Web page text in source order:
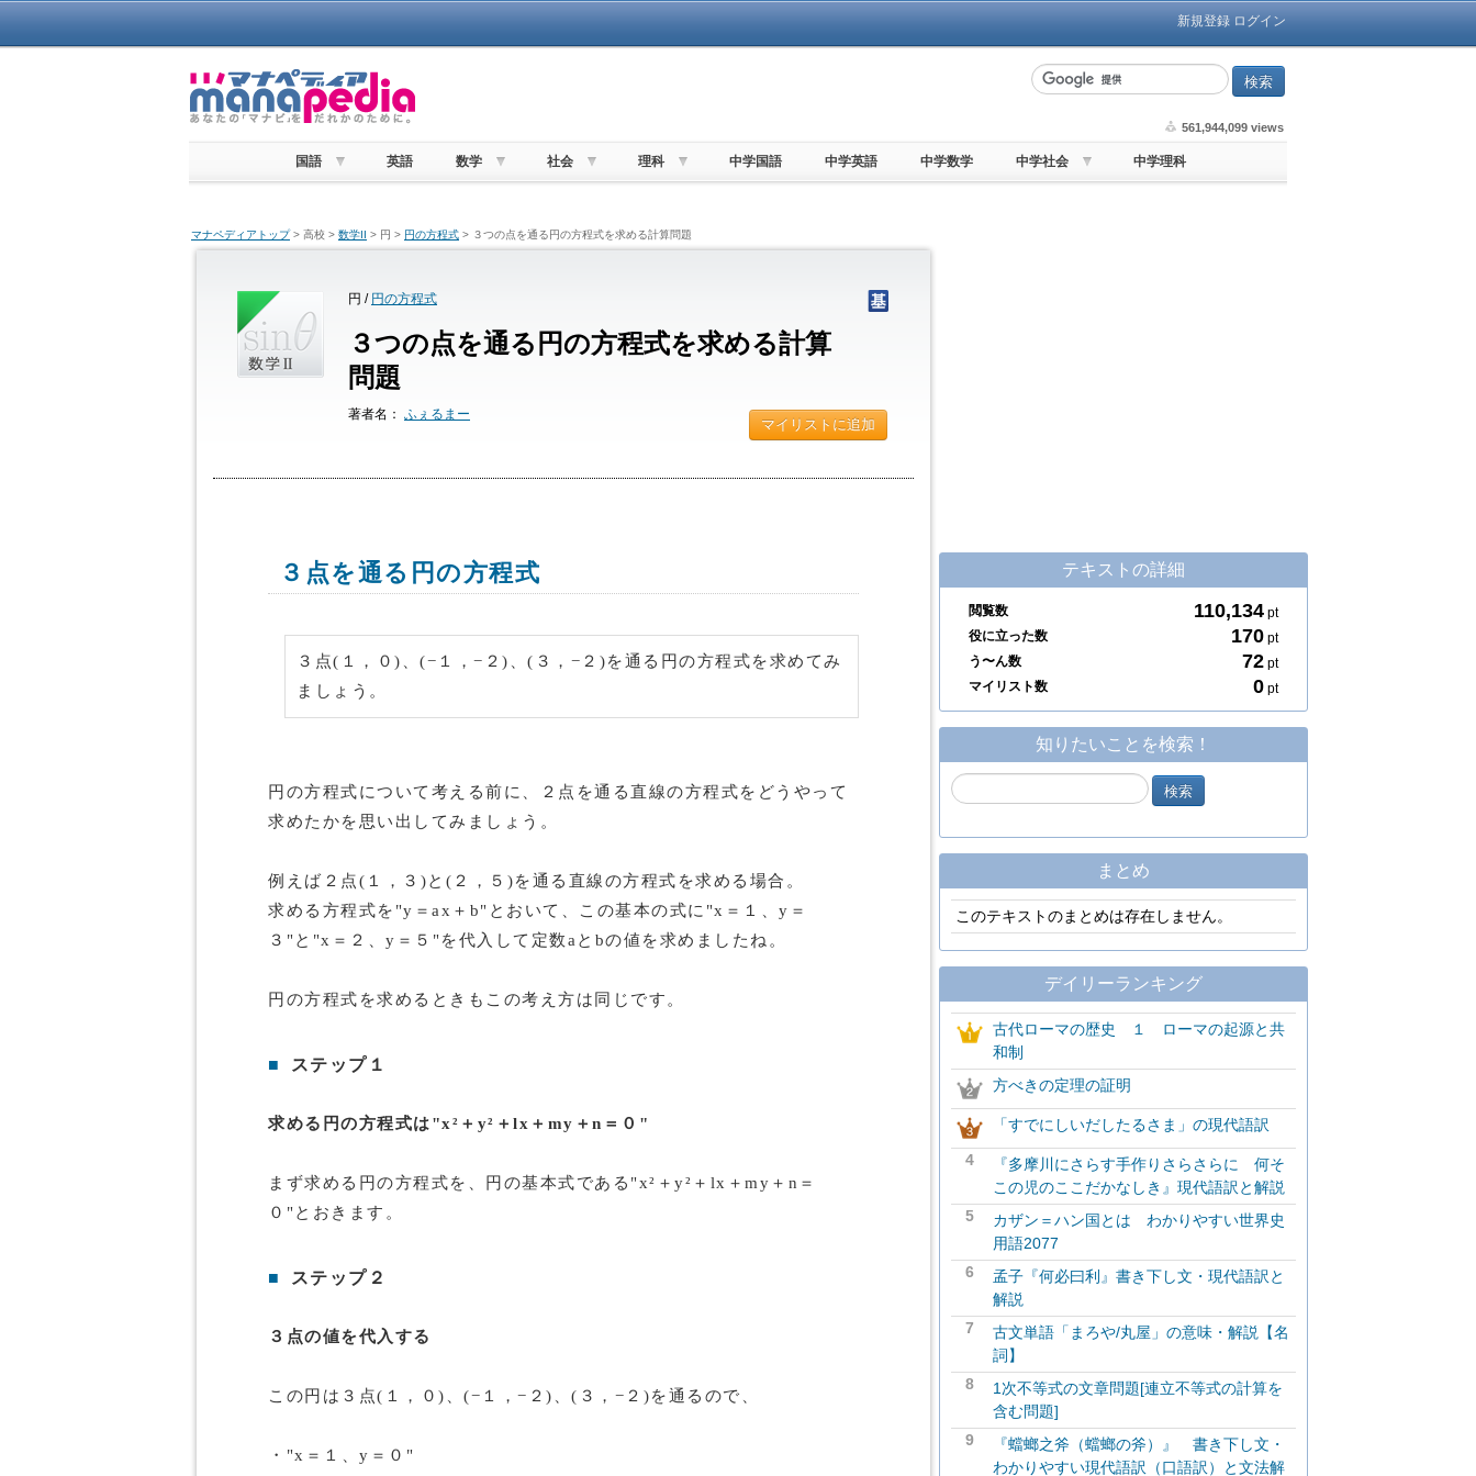
新規登録 ログイン
561,944,099 views
国語 英語 数学 社会 理科 中学国語 中学英語 中学数学 中学社会 中学理科
マナペディアトップ> 高校 > 数学II > 円 > 円の方程式 > ３つの点を通る円の方程式を求める計算問題
円 / 円の方程式
３つの点を通る円の方程式を求める計算
問題
著者名： ふぇるまー
マイリストに追加
３点を通る円の方程式
３点(１，０)、(−１，−２)、(３，−２)を通る円の方程式を求めてみ
ましょう。
円の方程式について考える前に、２点を通る直線の方程式をどうやって
求めたかを思い出してみましょう。
例えば２点(１，３)と(２，５)を通る直線の方程式を求める場合。
求める方程式を"y＝ax＋b"とおいて、この基本の式に"x＝１、y＝
３"と"x＝２、y＝５"を代入して定数aとbの値を求めましたね。
円の方程式を求めるときもこの考え方は同じです。
■ ステップ１
求める円の方程式は"x²＋y²＋lx＋my＋n＝０"
まず求める円の方程式を、円の基本式である"x²＋y²＋lx＋my＋n＝
０"とおきます。
■ ステップ２
３点の値を代入する
この円は３点(１，０)、(−１，−２)、(３，−２)を通るので、
・"x＝１、y＝０"
テキストの詳細
閲覧数 110,134 pt
役に立った数
170 pt
う〜ん数
72 pt
マイリスト数
0 pt
知りたいことを検索！
まとめ
このテキストのまとめは存在しません。
デイリーランキング
古代ローマの歴史 １ ローマの起源と共
和制
方べきの定理の証明
「すでにしいだしたるさま」の現代語訳
4
『多摩川にさらす手作りさらさらに 何そ
この児のここだかなしき』現代語訳と解説
5
カザン＝ハン国とは わかりやすい世界史
用語2077
6
孟子『何必曰利』書き下し文・現代語訳と
解説
7
古文単語「まろや/丸屋」の意味・解説【名
詞】
8
1次不等式の文章問題[連立不等式の計算を
含む問題]
9
『蟷螂之斧（蟷螂の斧）』 書き下し文・
わかりやすい現代語訳（口語訳）と文法解